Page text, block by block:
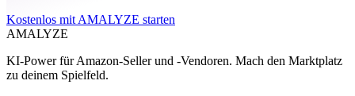
Kostenlos mit AMALYZE starten
AMALYZE
KI-Power für Amazon-Seller und -Vendoren. Mach den Marktplatz
zu deinem Spielfeld.